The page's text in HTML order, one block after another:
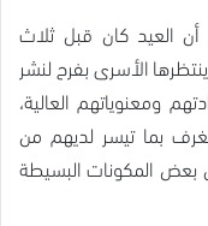
أن العيد كان قبل ثلاث
الأسرى بفرح لنشر
ومعنوياتهم العالية،
بما تيسر لديهم من
بعض المكونات البسيطة